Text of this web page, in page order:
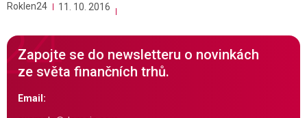
Roklen24 11. 10. 2016
Zapojte se do newsletteru o novinkách
ze světa finančních trhů.
Email: